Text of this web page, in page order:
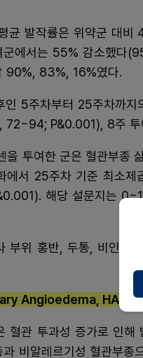
균 발작률은 위약군 대
에서는 55% 감소했다
90%, 83%, 16%였다.
인 5주차부터 25주차까
72~94; P&0.001), 8주
을 투여한 군은 혈관부
서 25주차 기준 최소제
해당 설문지는
부위 홍반, 두통, 비인두
Angioedema, HAE)는
관 투과성 증가로 인해
비알레르기성 혈관부